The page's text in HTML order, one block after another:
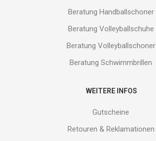
Beratung Handballschoner
Beratung Volleyballschuhe
Beratung Volleyballschoner
Beratung Schwimmbrillen
WEITERE INFOS
Gutscheine
Retouren & Reklamationen